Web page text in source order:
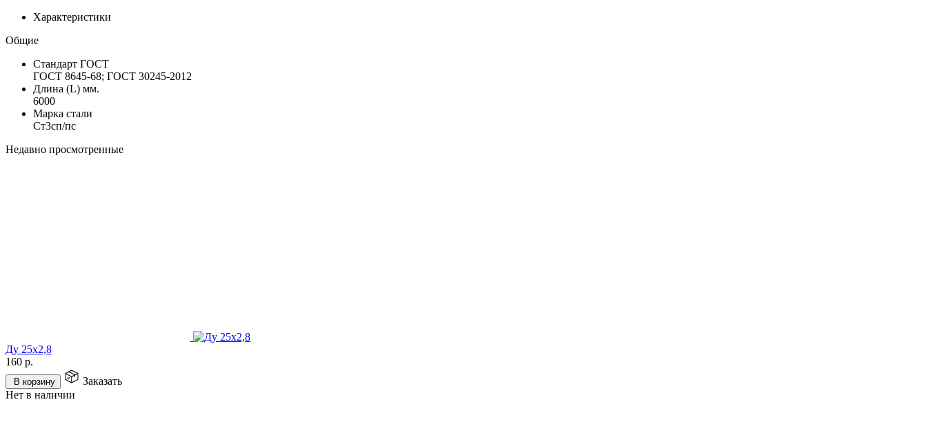
Характеристики
Общие
Стандарт ГОСТ
ГОСТ 8645-68; ГОСТ 30245-2012
Длина (L) мм.
6000
Марка стали
Ст3сп/пс
Недавно просмотренные
Ду 25х2,8
160 р.
В корзину
Заказать
Нет в наличии